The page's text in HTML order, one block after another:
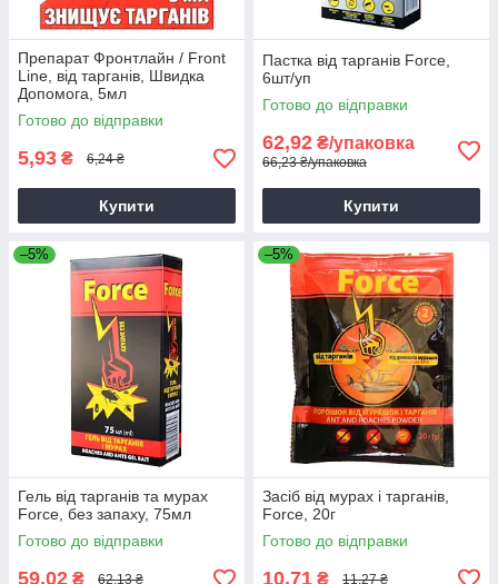
Препарат Фронтлайн / Front
Line, від тарганів, Швидка
Допомога, 5мл
Готово до відправки
5,93 ₴ 6,24 ₴
Купити
Пастка від тарганів Force,
6шт/уп
Готово до відправки
62,92 ₴/упаковка
66,23 ₴/упаковка
Купити
–5%
Гель від тарганів та мурах
Force, без запаху, 75мл
Готово до відправки
59,02 ₴ 62,13 ₴
–5%
Засіб від мурах і тарганів,
Force, 20г
Готово до відправки
10,71 ₴ 11,27 ₴